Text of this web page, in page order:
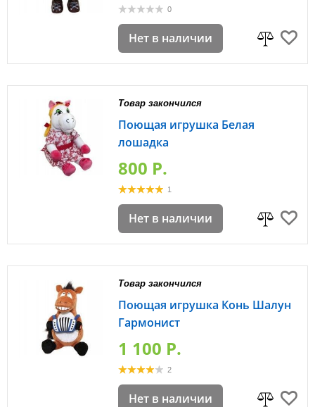
0
Нет в наличии
Товар закончился
Поющая игрушка Белая
лошадка
800 P.
1
Нет в наличии
Товар закончился
Поющая игрушка Конь Шалун
Гармонист
1 100 P.
2
Нет в наличии